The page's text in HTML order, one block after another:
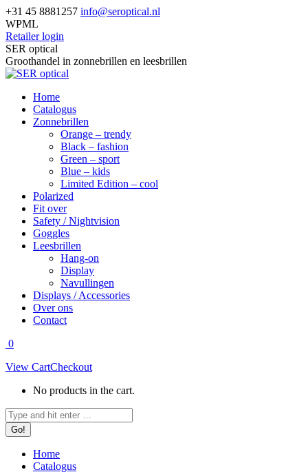
Skip
to
content
+31 45 8881257 info@seroptical.nl
WPML
Retailer login
Facebook
page
opens
new
window
SER optical
Groothandel in zonnebrillen en leesbrillen
Home
Catalogus
Zonnebrillen
Orange – trendy
Black – fashion
Green – sport
Blue – kids
Limited Edition – cool
Polarized
Fit over
Safety / Nightvision
Goggles
Leesbrillen
Hang-on
Display
Navullingen
Displays / Accessories
Over ons
Contact
0
View CartCheckout
No products in the cart.
Search:
Home
Catalogus